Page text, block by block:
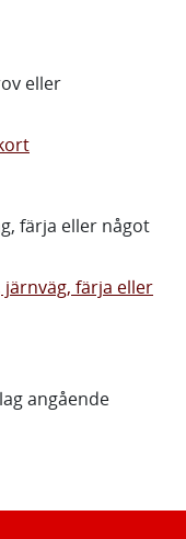
eller
färja eller något
färja eller
angående